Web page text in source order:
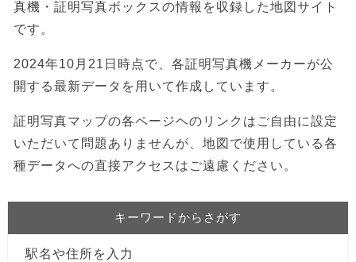
真機・証明写真ボックスの情報を収録した地図サイト
です。
2024年10月21日時点で、各証明写真機メーカーが公
開する最新データを用いて作成しています。
証明写真マップの各ページヘのリンクはご自由に設定
いただいて問題ありませんが、地図で使用している各
種データへの直接アクセスはご遠慮ください。
キーワードからさがす
駅名や住所を入力